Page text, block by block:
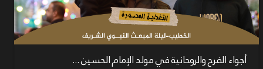
أجواء الفرح والروحانية في مولد الإمام الحسين ...